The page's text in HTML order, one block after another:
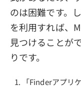
のは困難です。
を利用すれば、
見つけることが
りです。
「Finderアプリ